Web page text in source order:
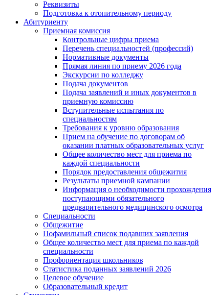
Реквизиты
Подготовка к отопительному периоду
Абитуриенту
Приемная комиссия
Контрольные цифры приема
Перечень специальностей (профессий)
Нормативные документы
Прямая линия по приему 2026 года
Экскурсии по колледжу
Подача документов
Подача заявлений и иных документов в
приемную комиссию
Вступительные испытания по
специальностям
Требования к уровню образования
Прием на обучение по договорам об
оказании платных образовательных услуг
Общее количество мест для приема по
каждой специальности
Порядок предоставления общежития
Результаты приемной кампании
Информация о необходимости прохождения
поступающими обязательного
предварительного медицинского осмотра
Специальности
Общежитие
Пофамильный список подавших заявления
Общее количество мест для приема по каждой
специальности
Профориентация школьников
Статистика поданных заявлений 2026
Целевое обучение
Образовательный кредит